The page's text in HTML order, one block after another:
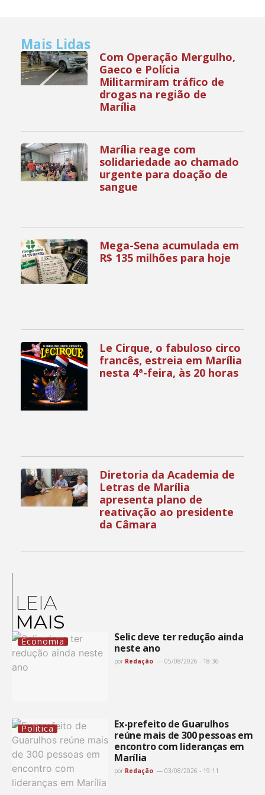
Mais Lidas
Com Operação Mergulho,
Gaeco e Polícia
Militarmiram tráfico de
drogas na região de
Marília
Marília reage com
solidariedade ao chamado
urgente para doação de
sangue
Mega-Sena acumulada em
R$ 135 milhões para hoje
Le Cirque, o fabuloso circo
francês, estreia em Marília
nesta 4ª-feira, às 20 horas
Diretoria da Academia de
Letras de Marília
apresenta plano de
reativação ao presidente
da Câmara
LEIA
MAIS
Economia
Selic deve ter redução ainda
neste ano
por Redação 05/08/2026 - 18:36
Política
Ex-prefeito de Guarulhos
reúne mais de 300 pessoas em
encontro com lideranças em
Marília
por Redação 03/08/2026 - 19:11